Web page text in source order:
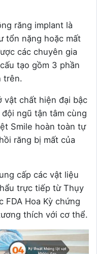
răng implant là
tổn nặng hoặc mất
các chuyên gia
tạo gồm 3 phần
trên.
vật chất hiện đại bậc
ngũ tận tâm cùng
Smile hoàn toàn tự
răng bị mất của
cấp các vật liệu
trực tiếp từ Thụy
FDA Hoa Kỳ chứng
thích với cơ thể.